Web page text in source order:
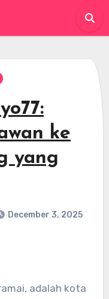
ke
yang
December 3, 2025
adalah kota